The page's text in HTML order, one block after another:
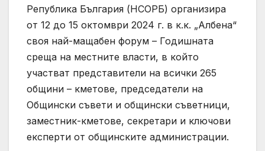
Република България (НСОРБ) организира
от 12 до 15 октомври 2024 г. в к.к. „Албена“
своя най-мащабен форум – Годишната
среща на местните власти, в който
участват представители на всички 265
общини – кметове, председатели на
Общински съвети и общински съветници,
заместник-кметове, секретари и ключови
експерти от общинските администрации.